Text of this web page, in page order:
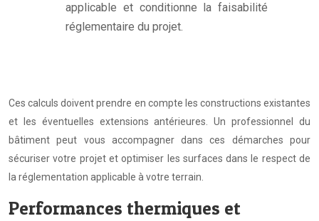
applicable et conditionne la faisabilité
réglementaire du projet.
Ces calculs doivent prendre en compte les constructions existantes
et les éventuelles extensions antérieures. Un professionnel du
bâtiment peut vous accompagner dans ces démarches pour
sécuriser votre projet et optimiser les surfaces dans le respect de
la réglementation applicable à votre terrain.
Performances thermiques et